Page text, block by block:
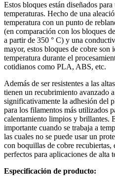
Estos bloques están diseñados
temperaturas. Hecho de una
temperatura con un punto de
(en comparación con los bloques
a partir de 350 ° C) y una
mayor, estos bloques de cobre son
temperatura durante el
cotidianos como PLA, ABS, etc.
Además de ser resistentes a las
tienen un recubrimiento avanzado
significativamente la adhesión del
para los filamentos más utilizados
calentamiento limpios y brillantes.
importante cuando se trabaja a
las cuales no se puede usar un
con boquillas de cobre recubiertas,
perfectos para aplicaciones de alta
Especificación de producto: